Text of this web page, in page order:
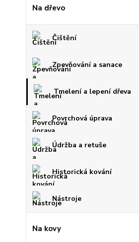
Na dřevo
Čištění
Zpevňování a sanace
Tmelení a lepení dřeva
Povrchová úprava
Údržba a retuše
Historická kování
Nástroje
Na kovy